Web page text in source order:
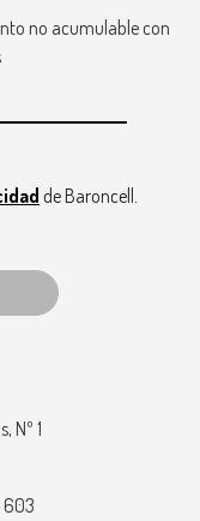
no acumulable con
de Baroncell.
Nº 1
603